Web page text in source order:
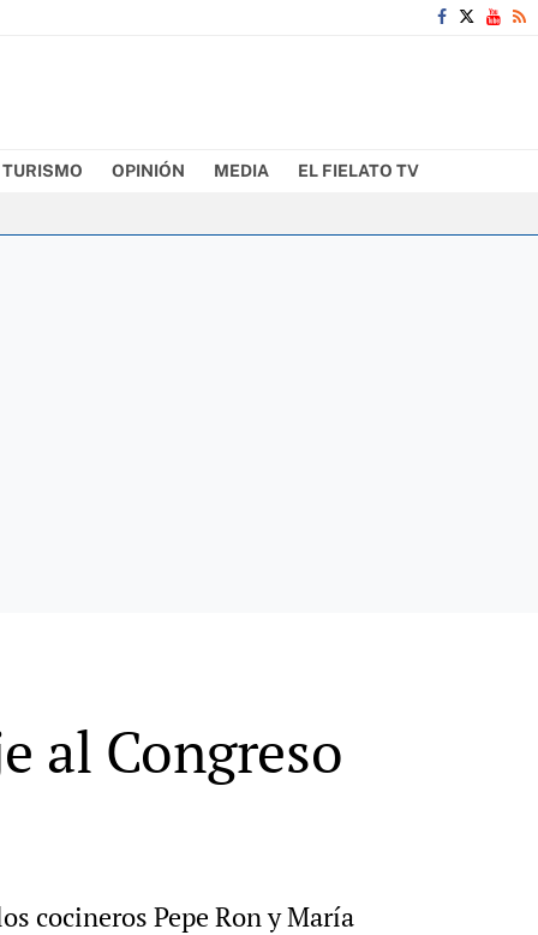
TURISMO OPINIÓN MEDIA EL FIELATO TV
al Congreso
cocineros Pepe Ron y María